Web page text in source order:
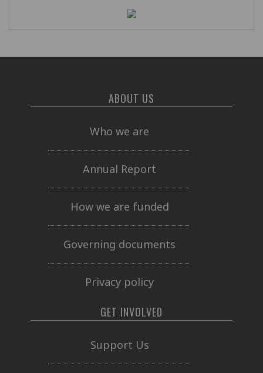
ABOUT US
Who we are
Annual Report
How we are funded
Governing documents
Privacy policy
GET INVOLVED
Support Us